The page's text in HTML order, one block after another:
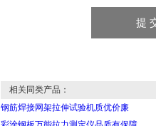
相关同类产品：
钢筋焊接网架拉伸试验机质优价廉